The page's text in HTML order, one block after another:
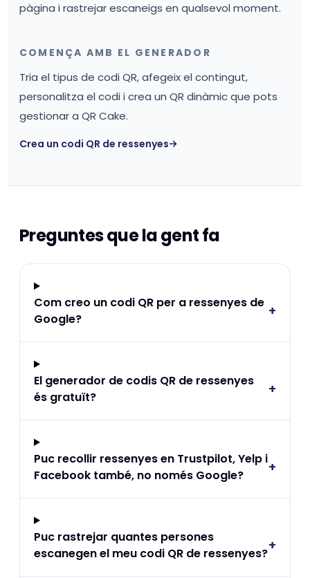
pàgina i rastrejar escaneigs en qualsevol moment.
COMENÇA AMB EL GENERADOR
Tria el tipus de codi QR, afegeix el contingut,
personalitza el codi i crea un QR dinàmic que pots
gestionar a QR Cake.
Crea un codi QR de ressenyes
Preguntes que la gent fa
Com creo un codi QR per a ressenyes de
Google?
+
El generador de codis QR de ressenyes
és gratuït?
+
Puc recollir ressenyes en Trustpilot, Yelp i
Facebook també, no només Google?
+
Puc rastrejar quantes persones
escanegen el meu codi QR de ressenyes?+